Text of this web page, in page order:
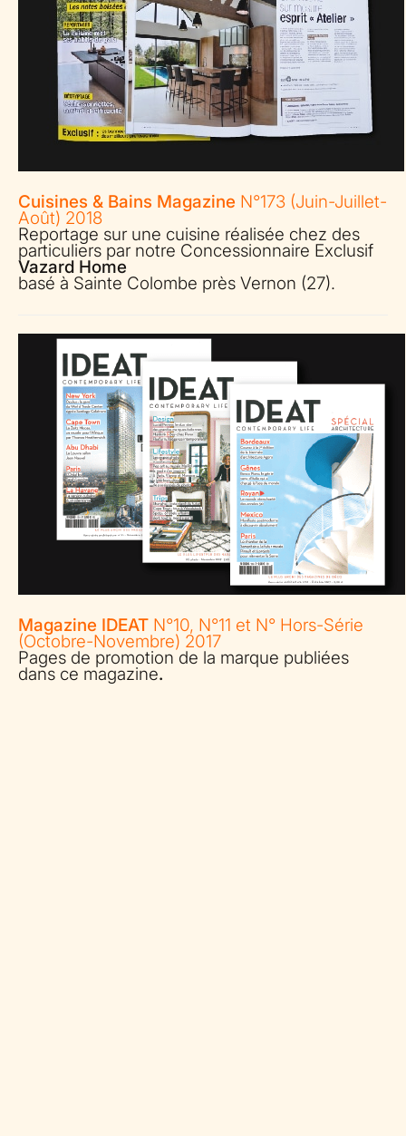
Cuisines & Bains Magazine N°173 (Juin-Juillet-
Août) 2018
Reportage sur une cuisine réalisée chez des
particuliers par notre Concessionnaire Exclusif
Vazard Home
basé à Sainte Colombe près Vernon (27).
Magazine IDEAT N°10, N°11 et N° Hors-Série
(Octobre-Novembre) 2017
Pages de promotion de la marque publiées
dans ce magazine.